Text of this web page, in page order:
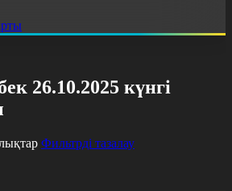
26.10.2025 күнгі
Фильтрді тазалау